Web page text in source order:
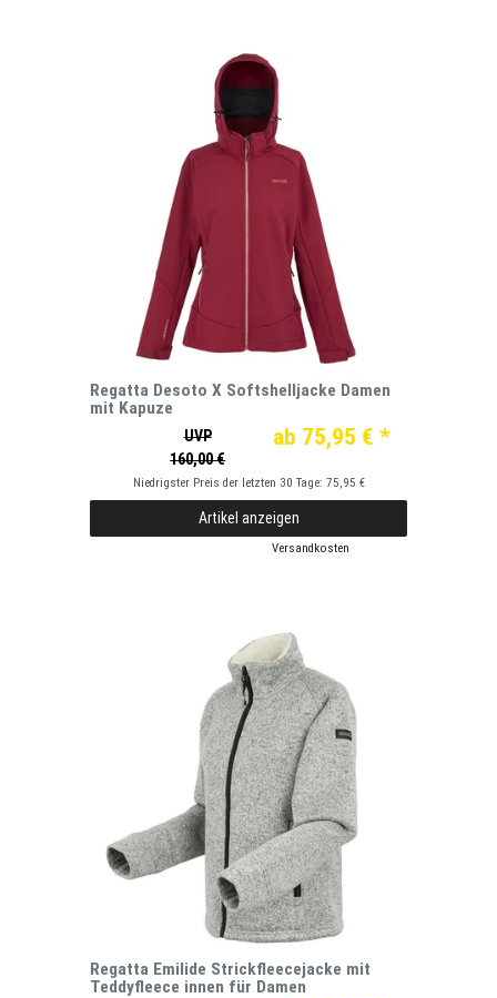
Regatta Desoto X Softshelljacke Damen
mit Kapuze
UVP
160,00 €
ab 75,95 € *
Niedrigster Preis der letzten 30 Tage: 75,95 €
Artikel anzeigen
Versandkosten
Regatta Emilide Strickfleecejacke mit
Teddyfleece innen für Damen